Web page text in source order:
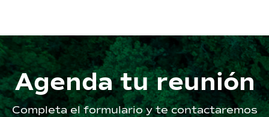
Agenda tu reunión
Completa el formulario y te contactaremos